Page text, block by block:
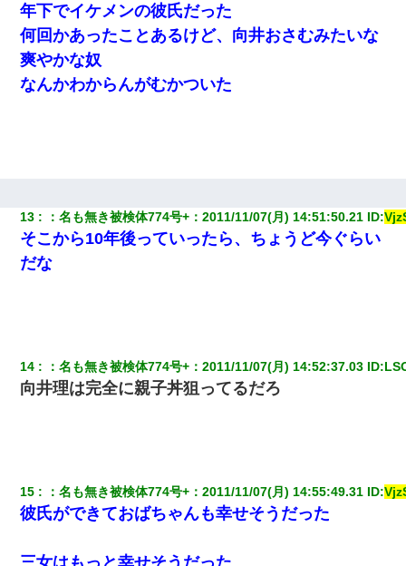
日曜日、会社の窓を見ると同僚の姿。俺（あれ？ディズニーシー
じゃ？）→俺電話「今何してんの？」同僚「シーで並んでるこ
と！」俺「会社にいない？」→次の瞬間、すごい鳥肌が立った
嘘をついてフリン旅行へ出かけた嫁→翌日、嫁「ただいま～」旦
デパートの外商『私さんだと名乗る女が、ツケで宝石を買おうと
していて…』私「！？」→ 翌日。ママ友たちの様子が微妙におか
しくなり・・・
年下でイケメンの彼氏だった
何回かあったことあるけど、向井おさむみたいな
爽やかな奴
なんかわからんがむかついた
13 ：名も無き被検体774号+ ：2011/11/07(月) 14:51:50.21 ID:
そこから10年後っていったら、ちょうど今ぐらい
だな
14 ：名も無き被検体774号+ ：2011/11/07(月) 14:52:37.03 ID:
向井理は完全に親子丼狙ってるだろ
15 ：名も無き被検体774号+ ：2011/11/07(月) 14:55:49.31 ID:
彼氏ができておばちゃんも幸せそうだった
三女はもっと幸せそうだった